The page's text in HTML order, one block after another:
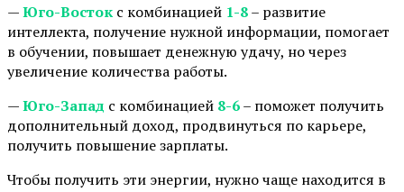
—Юго-Востокс комбинацией 1-8– развитие
интеллекта, получение нужной информации, помогает
в обучении, повышает денежную удачу, но через
увеличение количества работы.
—Юго-Запад с комбинацией 8-6– поможет получить
дополнительный доход, продвинуться по карьере,
получить повышение зарплаты.
Чтобы получить эти энергии, нужно чаще находится в